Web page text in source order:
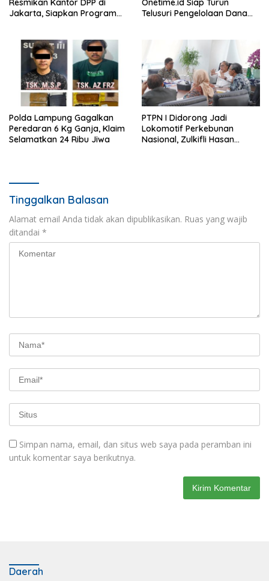
Resmikan Kantor DPP di
Jakarta, Siapkan Program
Onetime.id Siap Turun
Telusuri Pengelolaan Dana
Polda Lampung Gagalkan
Peredaran 6 Kg Ganja, Klaim
Selamatkan 24 Ribu Jiwa
PTPN I Didorong Jadi
Lokomotif Perkebunan
Nasional, Zulkifli Hasan
Tinggalkan Balasan
Alamat email Anda tidak akan dipublikasikan. Ruas yang wajib
ditandai *
Simpan nama, email, dan situs web saya pada peramban ini
untuk komentar saya berikutnya.
Daerah